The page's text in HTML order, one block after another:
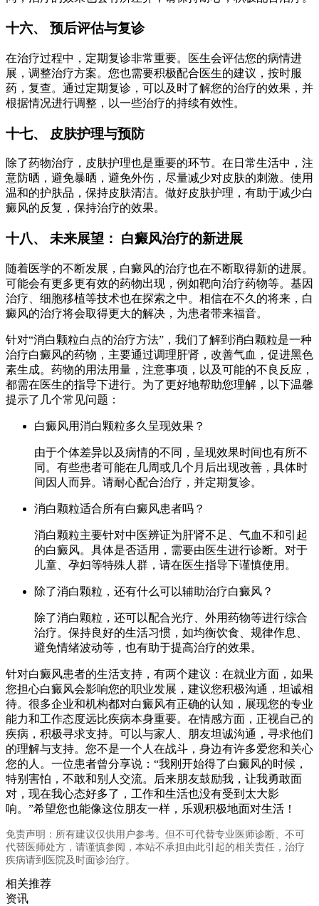
十六、 预后评估与复诊
在治疗过程中，定期复诊非常重要。医生会评估您的病情进
展，调整治疗方案。您也需要积极配合医生的建议，按时服
药，复查。通过定期复诊，可以及时了解您的治疗的效果，并
根据情况进行调整，以一些治疗的持续有效性。
十七、 皮肤护理与预防
除了药物治疗，皮肤护理也是重要的环节。在日常生活中，注
意防晒，避免暴晒，避免外伤，尽量减少对皮肤的刺激。使用
温和的护肤品，保持皮肤清洁。做好皮肤护理，有助于减少白
癜风的反复，保持治疗的效果。
十八、 未来展望： 白癜风治疗的新进展
随着医学的不断发展，白癜风的治疗也在不断取得新的进展。
可能会有更多更有效的药物出现，例如靶向治疗药物等。基因
治疗、细胞移植等技术也在探索之中。相信在不久的将来，白
癜风的治疗将会取得更大的解决，为患者带来福音。
针对“消白颗粒白点的治疗方法”，我们了解到消白颗粒是一种
治疗白癜风的药物，主要通过调理肝肾，改善气血，促进黑色
素生成。药物的用法用量，注意事项，以及可能的不良反应，
都需在医生的指导下进行。为了更好地帮助您理解，以下温馨
提示了几个常见问题：
白癜风用消白颗粒多久呈现效果？
由于个体差异以及病情的不同，呈现效果时间也有所不
同。有些患者可能在几周或几个月后出现改善，具体时
间因人而异。请耐心配合治疗，并定期复诊。
消白颗粒适合所有白癜风患者吗？
消白颗粒主要针对中医辨证为肝肾不足、气血不和引起
的白癜风。具体是否适用，需要由医生进行诊断。对于
儿童、孕妇等特殊人群，请在医生指导下谨慎使用。
除了消白颗粒，还有什么可以辅助治疗白癜风？
除了消白颗粒，还可以配合光疗、外用药物等进行综合
治疗。保持良好的生活习惯，如均衡饮食、规律作息、
避免情绪波动等，也有助于提高治疗的效果。
针对白癜风患者的生活支持，有两个建议：在就业方面，如果
您担心白癜风会影响您的职业发展，建议您积极沟通，坦诚相
待。很多企业和机构都对白癜风有正确的认知，展现您的专业
能力和工作态度远比疾病本身重要。在情感方面，正视自己的
疾病，积极寻求支持。可以与家人、朋友坦诚沟通，寻求他们
的理解与支持。您不是一个人在战斗，身边有许多爱您和关心
您的人。一位患者曾分享说：“我刚开始得了白癜风的时候，
特别害怕，不敢和别人交流。后来朋友鼓励我，让我勇敢面
对，现在我心态好多了，工作和生活也没有受到太大影
响。”希望您也能像这位朋友一样，乐观积极地面对生活！
免责声明：所有建议仅供用户参考。但不可代替专业医师诊断、不可
代替医师处方，请谨慎参阅，本站不承担由此引起的相关责任，治疗
疾病请到医院及时面诊治疗。
相关推荐
资讯